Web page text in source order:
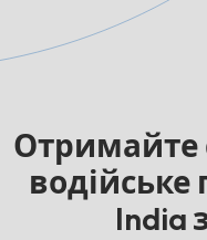
Отримайте
водійське
India